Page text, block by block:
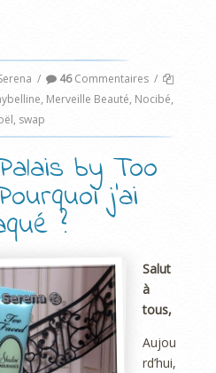
/ 46Commentaires /
, Merveille Beauté, Nocibé,
, swap
by Too
j’ai
?
Salut
à
tous,
Aujou
rd’hui,